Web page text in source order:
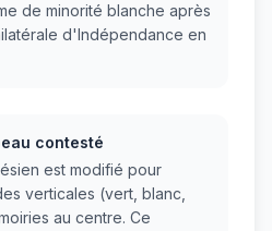
de minorité blanche après
d'Indépendance en
contesté
est modifié pour
verticales (vert, blanc,
au centre. Ce